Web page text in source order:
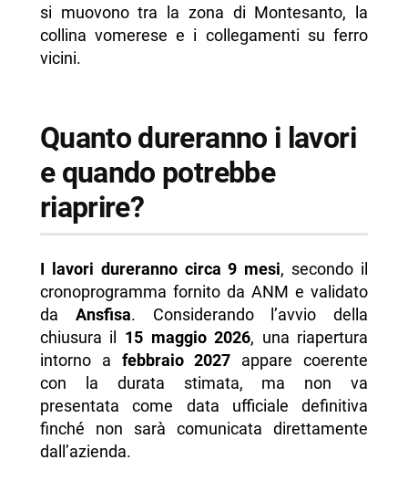
si muovono tra la zona di Montesanto, la
collina vomerese e i collegamenti su ferro
vicini.
Quanto dureranno i lavori
e quando potrebbe
riaprire?
I lavori dureranno circa 9 mesi, secondo il
cronoprogramma fornito da ANM e validato
da Ansfisa. Considerando l’avvio della
chiusura il 15 maggio 2026, una riapertura
intorno a febbraio 2027 appare coerente
con la durata stimata, ma non va
presentata come data ufficiale definitiva
finché non sarà comunicata direttamente
dall’azienda.